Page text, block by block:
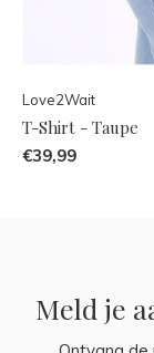
Love2Wait
T-Shirt - Taupe
€39,99
Meld je